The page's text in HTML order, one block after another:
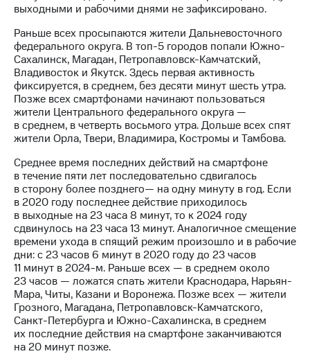
Корпоративный
секретарь
Раскрытие
информации
Информация
акционерам
Документы
ПАО
"МТС"
Собрания
акционеров
Личный
кабинет
акционера
Акционерный
капитал
Контроль
и
аудит
Рынок
акций
Описание
Программа
приобретения
Порядок
выкупа
выходными и рабочими днями не зафиксировано.
Раньше всех просыпаются жители Дальневосточного
федерального округа. В топ-5 городов попали Южно-
Сахалинск, Магадан, Петропавловск-Камчатский,
Владивосток и Якутск. Здесь первая активность
фиксируется, в среднем, без десяти минут шесть утра.
Позже всех смартфонами начинают пользоваться
жители Центрального федерального округа —
в среднем, в четверть восьмого утра. Дольше всех спят
жители Орла, Твери, Владимира, Костромы и Тамбова.
Среднее время последних действий на смартфоне
в течение пяти лет последовательно сдвигалось
в сторону более позднего— на одну минуту в год. Если
в 2020 году последнее действие приходилось
в выходные на 23 часа 8 минут, то к 2024 году
сдвинулось на 23 часа 13 минут. Аналогичное смещение
времени ухода в спящий режим произошло и в рабочие
дни: с 23 часов 6 минут в 2020 году до 23 часов
11 минут в 2024-м. Раньше всех — в среднем около
23 часов — ложатся спать жители Краснодара, Нарьян-
Мара, Читы, Казани и Воронежа. Позже всех — жители
Грозного, Магадана, Петропавловск-Камчатского,
Санкт-Петербурга и Южно-Сахалинска, в среднем
их последние действия на смартфоне заканчиваются
на 20 минут позже.